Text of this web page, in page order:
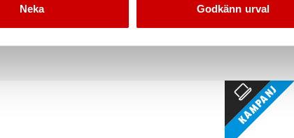
Neka Godkänn urval
Kampanj